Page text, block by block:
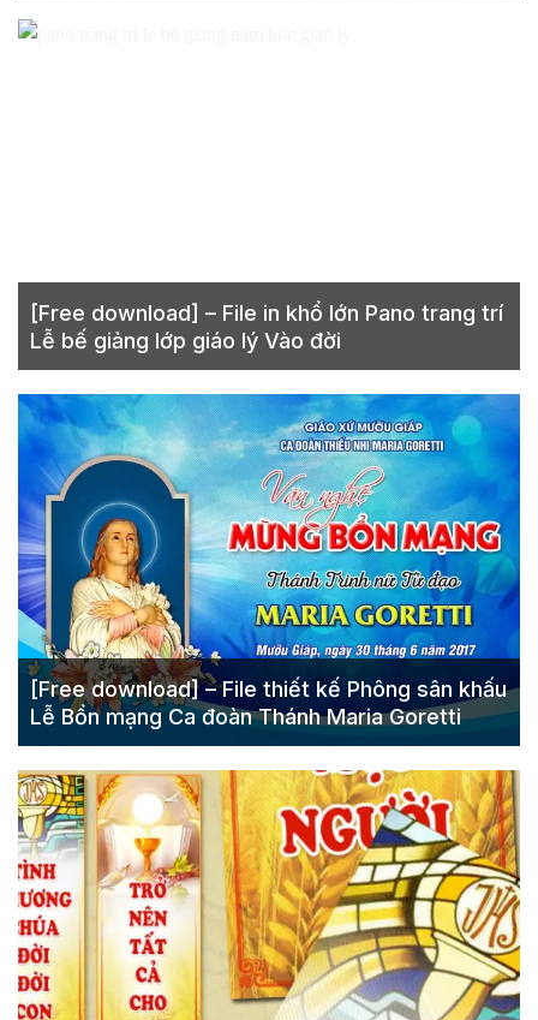
[Free download] – File in khổ lớn Pano trang trí
Lễ bế giảng lớp giáo lý Vào đời
[Free download] – File thiết kế Phông sân khấu
Lễ Bổn mạng Ca đoàn Thánh Maria Goretti